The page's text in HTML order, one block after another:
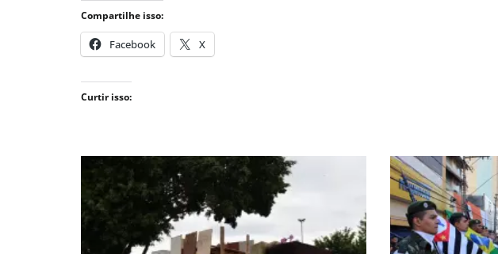
Compartilhe isso:
Facebook X
Curtir isso: